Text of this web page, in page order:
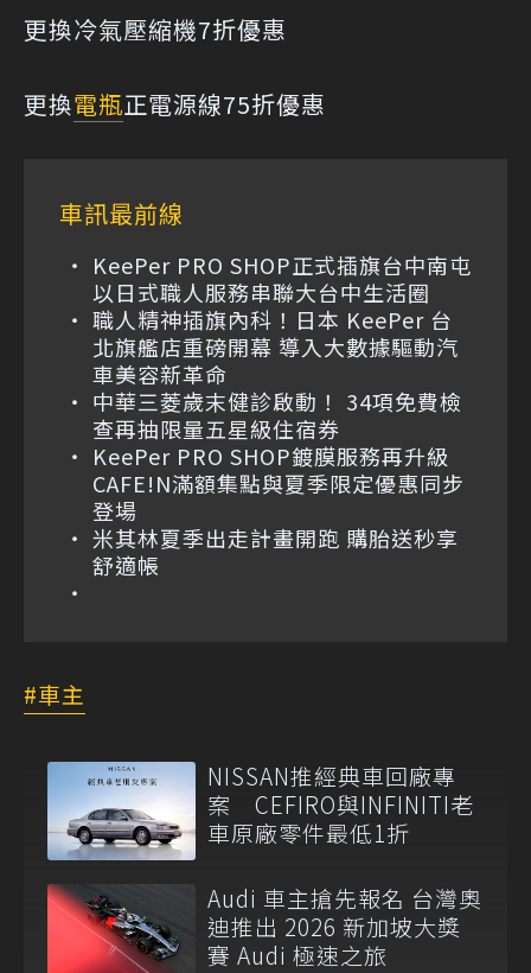
更換冷氣壓縮機7折優惠
更換電瓶正電源線75折優惠
車訊最前線
KeePer PRO SHOP正式插旗台中南屯
以日式職人服務串聯大台中生活圈
職人精神插旗內科！日本 KeePer 台
北旗艦店重磅開幕 導入大數據驅動汽
車美容新革命
中華三菱歲末健診啟動！ 34項免費檢
查再抽限量五星級住宿券
KeePer PRO SHOP鍍膜服務再升級
CAFE!N滿額集點與夏季限定優惠同步
登場
米其林夏季出走計畫開跑 購胎送秒享
舒適帳
車主
NISSAN推經典車回廠專
案 CEFIRO與INFINITI老
車原廠零件最低1折
Audi 車主搶先報名 台灣奧
迪推出 2026 新加坡大獎
賽 Audi 極速之旅